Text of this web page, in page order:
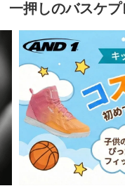
一押しのバスケ